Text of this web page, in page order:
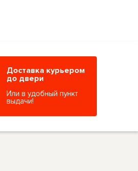
Доставка курьером
до двери
Или в удобный пункт
выдачи!